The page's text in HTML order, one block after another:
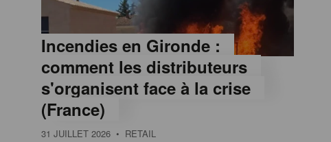
Incendies en Gironde :
comment les distributeurs
s'organisent face à la crise
(France)
31 JUILLET 2026 • RETAIL